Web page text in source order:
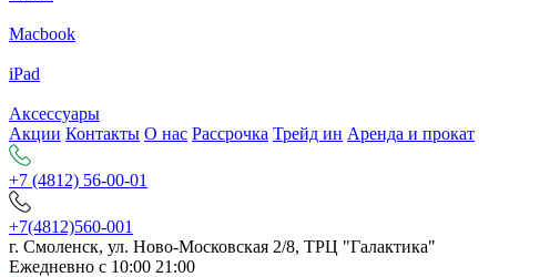
Macbook
iPad
Аксессуары
Акции Контакты О нас Рассрочка Трейд ин Аренда и прокат
+7 (4812) 56-00-01
+7(4812)560-001
г. Смоленск, ул. Ново-Московская 2/8, ТРЦ "Галактика"
Ежедневно с 10:00 21:00